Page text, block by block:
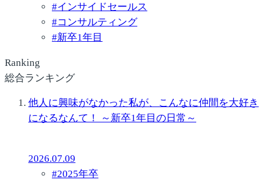
#インサイドセールス
#コンサルティング
#新卒1年目
Ranking
総合ランキング
他人に興味がなかった私が、こんなに仲間を大好き
になるなんて！ ～新卒1年目の日常～
2026.07.09
#2025年卒